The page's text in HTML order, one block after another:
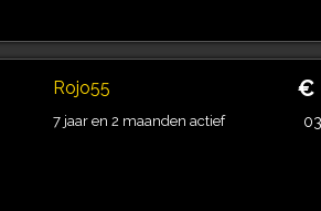
Rojo55
7 jaar en 2 maanden actief
€